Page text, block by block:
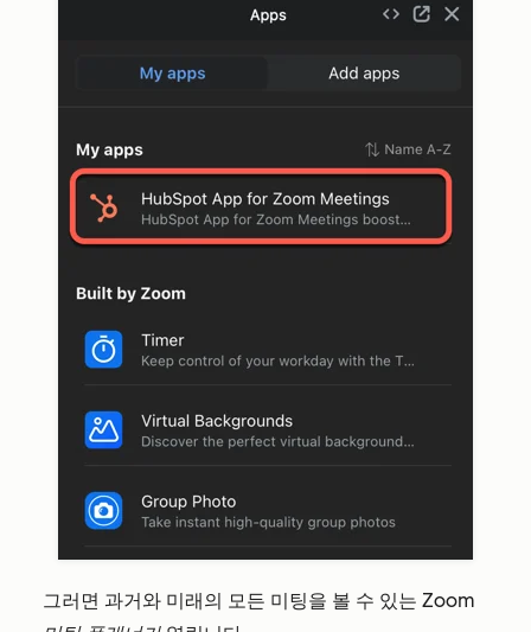
그러면 과거와 미래의 모든 미팅을 볼 수 있는 Zoom